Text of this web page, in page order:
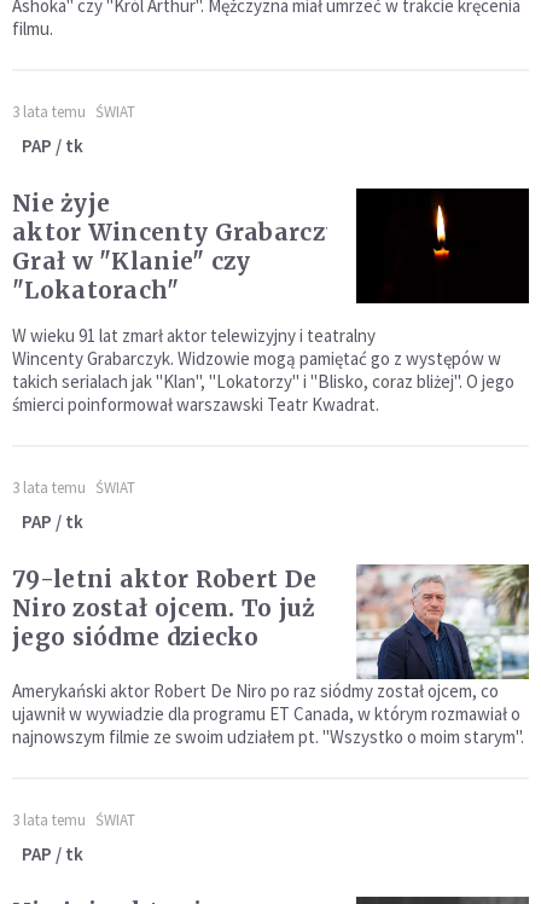
Ashoka" czy "Król Arthur". Mężczyzna miał umrzeć w trakcie kręcenia
filmu.
3 lata temu ŚWIAT
PAP / tk
Nie żyje
aktor Wincenty Grabarczyk.
Grał w "Klanie" czy
"Lokatorach"
W wieku 91 lat zmarł aktor telewizyjny i teatralny
Wincenty Grabarczyk. Widzowie mogą pamiętać go z występów w
takich serialach jak "Klan", "Lokatorzy" i "Blisko, coraz bliżej". O jego
śmierci poinformował warszawski Teatr Kwadrat.
3 lata temu ŚWIAT
PAP / tk
79-letni aktor Robert De
Niro został ojcem. To już
jego siódme dziecko
Amerykański aktor Robert De Niro po raz siódmy został ojcem, co
ujawnił w wywiadzie dla programu ET Canada, w którym rozmawiał o
najnowszym filmie ze swoim udziałem pt. "Wszystko o moim starym".
3 lata temu ŚWIAT
PAP / tk